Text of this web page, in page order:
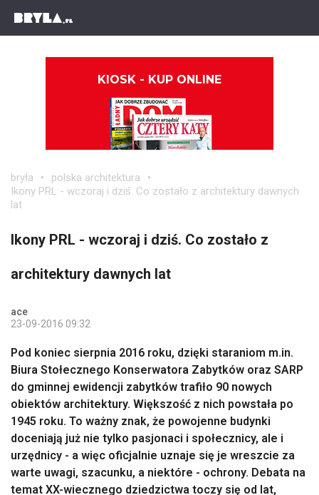
KIOSK - KUP ONLINE
bryła
polska architektura
Ikony PRL - wczoraj i dziś. Co zostało z architektury dawnych
lat
Ikony PRL - wczoraj i dziś. Co zostało z
architektury dawnych lat
ace
23-09-2016 09:32
Pod koniec sierpnia 2016 roku, dzięki staraniom m.in.
Biura Stołecznego Konserwatora Zabytków oraz SARP
do gminnej ewidencji zabytków trafiło 90 nowych
obiektów architektury. Większość z nich powstała po
1945 roku. To ważny znak, że powojenne budynki
doceniają już nie tylko pasjonaci i społecznicy, ale i
urzędnicy - a więc oficjalnie uznaje się je wreszcie za
warte uwagi, szacunku, a niektóre - ochrony. Debata na
temat XX-wiecznego dziedzictwa toczy się od lat,